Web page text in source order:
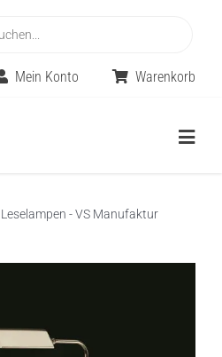
Mein Konto Warenkorb
Leselampen -VS Manufaktur